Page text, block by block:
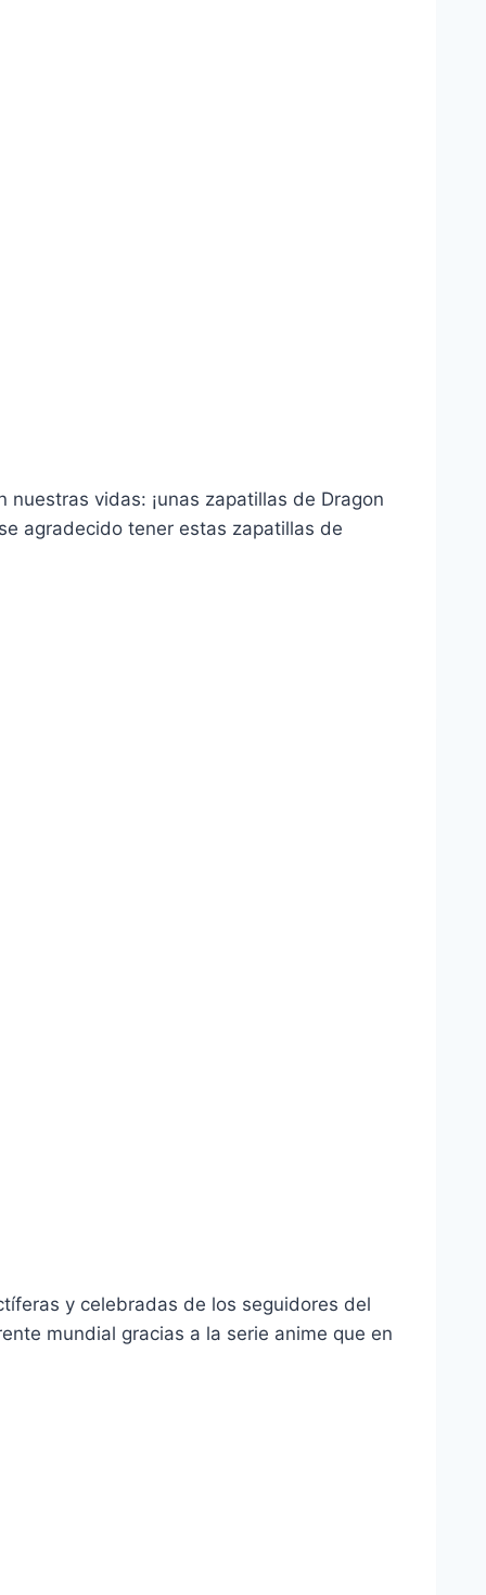
vidas: ¡unas zapatillas de Dragon
agradecido tener estas zapatillas de
y celebradas de los seguidores del
mundial gracias a la serie anime que en